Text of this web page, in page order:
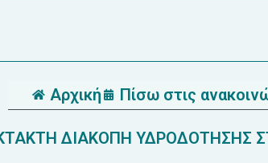
Αρχική Πίσω στις
ΔΙΑΚΟΠΗ ΥΔΡΟΔΟΤΗΣΗΣ